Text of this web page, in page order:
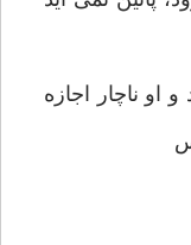
او ناچار اجازه